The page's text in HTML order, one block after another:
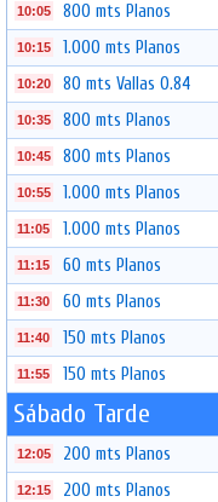
10:05 800 mts Planos
10:15 1.000 mts Planos
10:20 80 mts Vallas 0.84
10:35 800 mts Planos
10:45 800 mts Planos
10:55 1.000 mts Planos
11:05 1.000 mts Planos
11:15 60 mts Planos
11:30 60 mts Planos
11:40 150 mts Planos
11:55 150 mts Planos
Sábado Tarde
12:05 200 mts Planos
12:15 200 mts Planos